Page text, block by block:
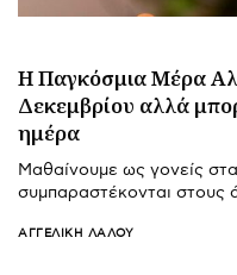
H Παγκόσμια Μέρα
Δεκεμβρίου αλλά
ημέρα
Μαθαίνουμε ως γονείς
συμπαραστέκονται στους
ΑΓΓΕΛΙΚΉ ΛΆΛΟΥ